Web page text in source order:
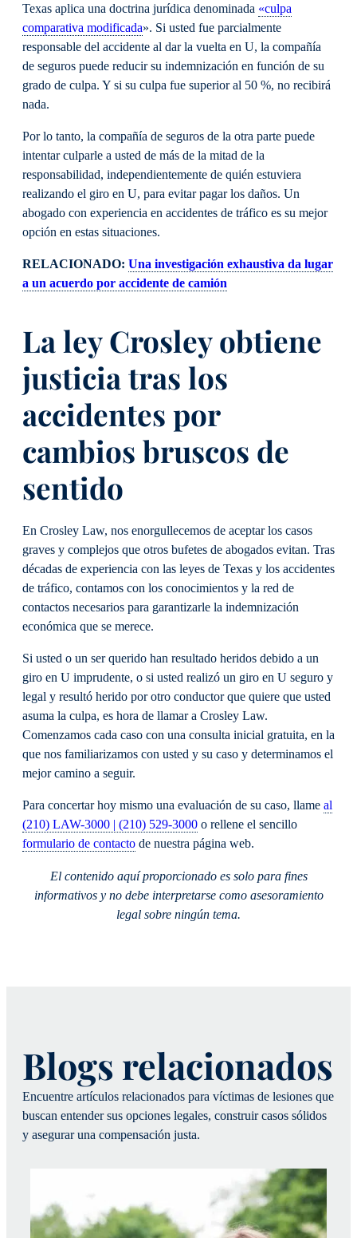
Texas aplica una doctrina jurídica denominada «culpa
comparativa modificada». Si usted fue parcialmente
responsable del accidente al dar la vuelta en U, la compañía
de seguros puede reducir su indemnización en función de su
grado de culpa. Y si su culpa fue superior al 50 %, no recibirá
nada.
Por lo tanto, la compañía de seguros de la otra parte puede
intentar culparle a usted de más de la mitad de la
responsabilidad, independientemente de quién estuviera
realizando el giro en U, para evitar pagar los daños. Un
abogado con experiencia en accidentes de tráfico es su mejor
opción en estas situaciones.
RELACIONADO: Una investigación exhaustiva da lugar
a un acuerdo por accidente de camión
La ley Crosley obtiene
justicia tras los
accidentes por
cambios bruscos de
sentido
En Crosley Law, nos enorgullecemos de aceptar los casos
graves y complejos que otros bufetes de abogados evitan. Tras
décadas de experiencia con las leyes de Texas y los accidentes
de tráfico, contamos con los conocimientos y la red de
contactos necesarios para garantizarle la indemnización
económica que se merece.
Si usted o un ser querido han resultado heridos debido a un
giro en U imprudente, o si usted realizó un giro en U seguro y
legal y resultó herido por otro conductor que quiere que usted
asuma la culpa, es hora de llamar a Crosley Law.
Comenzamos cada caso con una consulta inicial gratuita, en la
que nos familiarizamos con usted y su caso y determinamos el
mejor camino a seguir.
Para concertar hoy mismo una evaluación de su caso, llame al
(210) LAW-3000 | (210) 529-3000 o rellene el sencillo
formulario de contacto de nuestra página web.
El contenido aquí proporcionado es solo para fines
informativos y no debe interpretarse como asesoramiento
legal sobre ningún tema.
Blogs relacionados
Encuentre artículos relacionados para víctimas de lesiones que
buscan entender sus opciones legales, construir casos sólidos
y asegurar una compensación justa.